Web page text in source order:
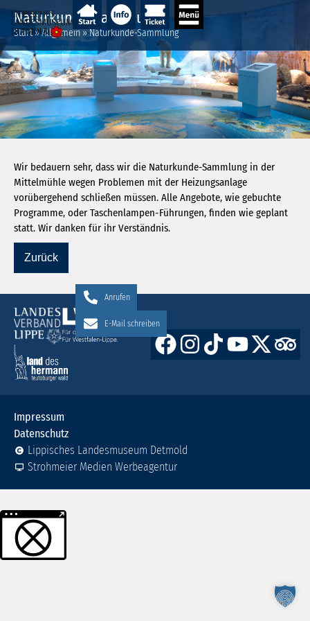
Naturkunde-Sammlung
Start»Allgemein»Naturkunde-Sammlung
Wir bedauern sehr, dass wir die Naturkunde-Sammlung in der
Mittelmühle wegen Problemen mit der Heizungsanlage
vorübergehend schließen müssen. Alle Angebote, wie gebuchte
Programme, oder Taschenlampen-Führungen, finden wie geplant
statt. Wir danken für ihr Verständnis.
Lippisches Landesmuseum Detmold
Strohmeier Medien Werbeagentur
Impressum
Datenschutz
Anrufen
E-Mail schreiben
Weitere Informationen über den gesperrten Inhalt.